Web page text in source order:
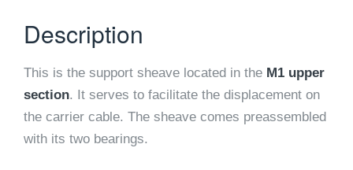
Description
This is the support sheave located in the M1 upper
section. It serves to facilitate the displacement on
the carrier cable. The sheave comes preassembled
with its two bearings.